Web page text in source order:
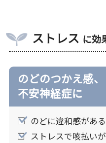
ストレス に効
のどのつかえ感、
不安神経症に
のどに違和感がある
ストレスで咳払い